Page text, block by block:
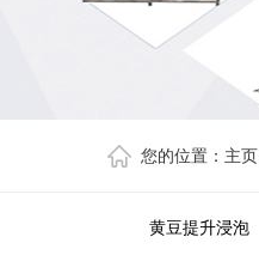
您的位置： 主页
黄豆提升浸泡